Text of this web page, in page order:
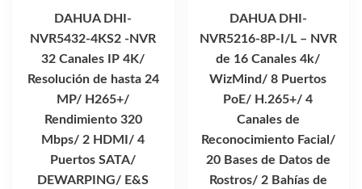
DAHUA DHI-
NVR5432-4KS2 -NVR
32 Canales IP 4K/
Resolución de hasta 24
MP/ H265+/
Rendimiento 320
Mbps/ 2 HDMI/ 4
Puertos SATA/
DEWARPING/ E&S
DAHUA DHI-
NVR5216-8P-I/L – NVR
de 16 Canales 4k/
WizMind/ 8 Puertos
PoE/ H.265+/ 4
Canales de
Reconocimiento Facial/
20 Bases de Datos de
Rostros/ 2 Bahías de